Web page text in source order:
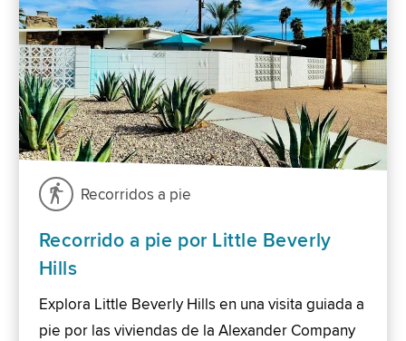
Recorridos a pie
Recorrido a pie por Little Beverly
Hills
Explora Little Beverly Hills en una visita guiada a
pie por las viviendas de la Alexander Company